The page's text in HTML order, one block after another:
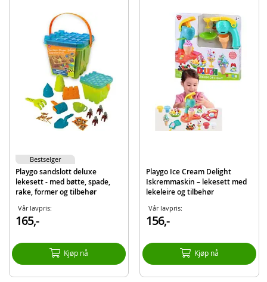
Mål, eske: 22x30x13 cm
Alder: fra 3 år
Produktdetaljer
Playgo sandslott deluxe
lekesett - med bøtte, spade,
rake, former og tilbehør
Vår lavpris:
165,-
Kjøp nå
Bestselger
Playgo Ice Cream Delight
Iskremmaskin – lekesett med
lekeleire og tilbehør
Vår lavpris:
156,-
Kjøp nå